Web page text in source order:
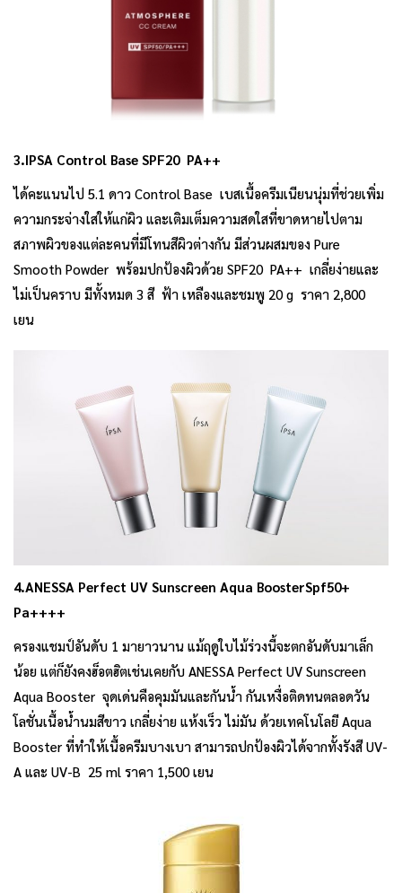
3.IPSA Control Base SPF20 PA++
ได้คะแนนไป 5.1 ดาว Control Base เบสเนื้อครีมเนียนนุ่มที่ช่วยเพิ่ม
ความกระจ่างใสให้แก่ผิว และเติมเต็มความสดใสที่ขาดหายไปตาม
สภาพผิวของแต่ละคนที่มีโทนสีผิวต่างกัน มีส่วนผสมของ Pure
Smooth Powder พร้อมปกป้องผิวด้วย SPF20 PA++ เกลี่ยง่ายและ
ไม่เป็นคราบ มีทั้งหมด 3 สี ฟ้า เหลืองและชมพู 20 g ราคา 2,800
เยน
4.ANESSA Perfect UV Sunscreen Aqua BoosterSpf50+
Pa++++
ครองแชมป์อันดับ 1 มายาวนาน แม้ฤดูใบไม้ร่วงนี้จะตกอันดับมาเล็ก
น้อย แต่ก็ยังคงฮ็อตฮิตเช่นเคยกับ ANESSA Perfect UV Sunscreen
Aqua Booster จุดเด่นคือคุมมันและกันน้ำ กันเหงื่อติดทนตลอดวัน
โลชั่นเนื้อน้ำนมสีขาว เกลี่ยง่าย แห้งเร็ว ไม่มัน ด้วยเทคโนโลยี Aqua
Booster ที่ทำให้เนื้อครีมบางเบา สามารถปกป้องผิวได้จากทั้งรังสี UV-
A และ UV-B 25 ml ราคา 1,500 เยน